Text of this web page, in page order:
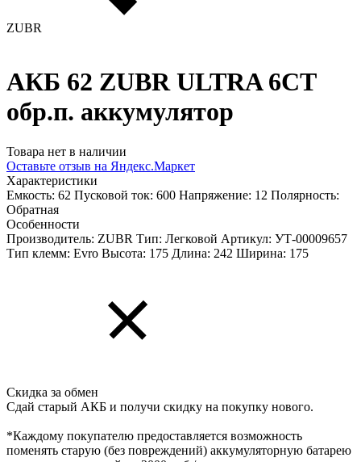
ZUBR
АКБ 62 ZUBR ULTRA 6СТ
обр.п. аккумулятор
Товара нет в наличии
Оставьте отзыв на Яндекс.Маркет
Характеристики
Емкость: 62 Пусковой ток: 600 Напряжение: 12 Полярность:
Обратная
Особенности
Производитель: ZUBR Тип: Легковой Артикул: УТ-00009657
Тип клемм: Evro Высота: 175 Длина: 242 Ширина: 175
Скидка за обмен
Сдай старый АКБ и получи скидку на покупку нового.
*Каждому покупателю предоставляется возможность
поменять старую (без повреждений) аккумуляторную батарею